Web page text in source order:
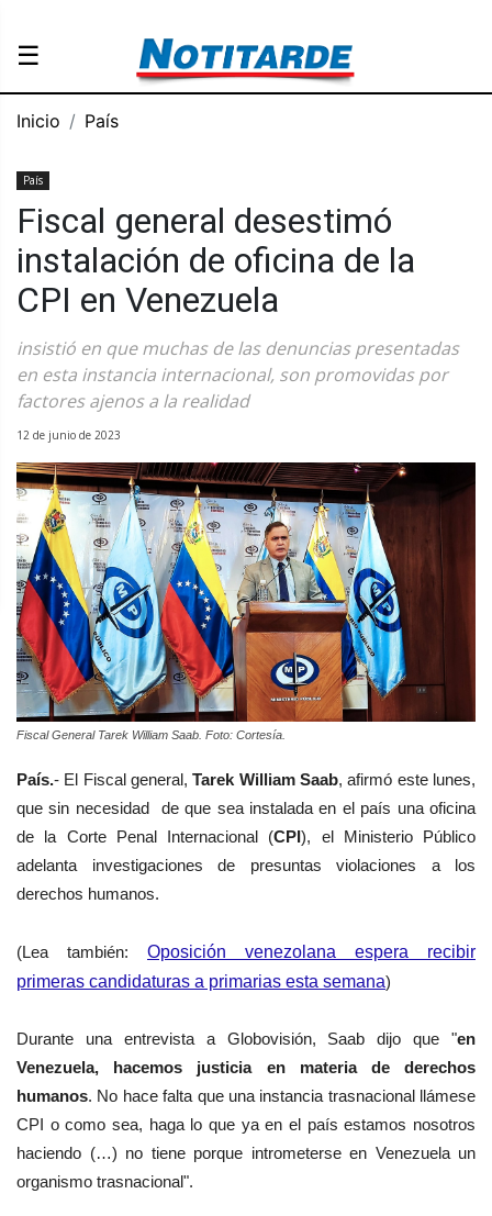
☰
Inicio País
País
Fiscal general desestimó
instalación de oficina de la
CPI en Venezuela
insistió en que muchas de las denuncias presentadas
en esta instancia internacional, son promovidas por
factores ajenos a la realidad
12 de junio de 2023
Fiscal General Tarek William Saab. Foto: Cortesía.
País.- El Fiscal general, Tarek William Saab, afirmó este lunes,
que sin necesidad
de que sea instalada en el país una oficina
de la Corte Penal Internacional (CPI), el Ministerio Público
adelanta investigaciones de presuntas violaciones a los
derechos humanos.
(Lea también: Oposición venezolana espera recibir
primeras candidaturas a primarias esta semana)
Durante una entrevista a Globovisión, Saab dijo que "en
Venezuela, hacemos justicia en materia de derechos
humanos. No hace falta que una instancia trasnacional llámese
CPI o como sea, haga lo que ya en el país estamos nosotros
haciendo (…) no tiene porque intrometerse en Venezuela un
organismo trasnacional".